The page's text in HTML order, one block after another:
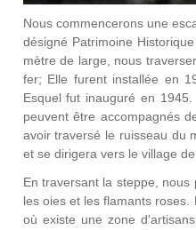
Nous commencerons une
désigné Patrimoine
mètre de large, nous
fer; Elle furent installée en
Esquel fut inauguré en
peuvent être accompagnés
avoir traversé le ruisseau du
et se dirigera vers le village
En traversant la steppe,
les oies et les flamants
où existe une zone